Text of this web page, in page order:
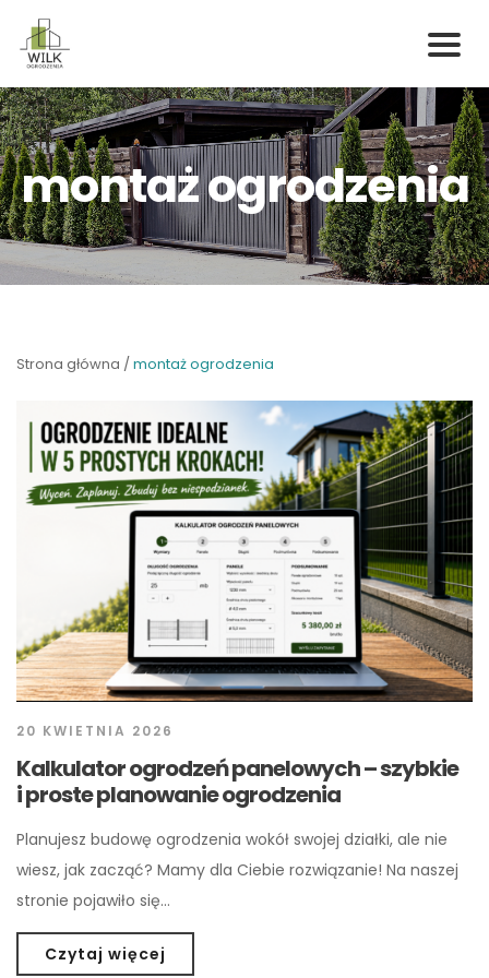
content
montaż ogrodzenia
Strona główna /montaż ogrodzenia
20 KWIETNIA 2026
Kalkulator ogrodzeń panelowych – szybkie
i proste planowanie ogrodzenia
Planujesz budowę ogrodzenia wokół swojej działki, ale nie
wiesz, jak zacząć? Mamy dla Ciebie rozwiązanie! Na naszej
stronie pojawiło się…
Czytaj więcej